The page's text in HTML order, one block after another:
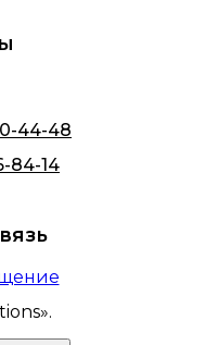
44-48
84-14
».